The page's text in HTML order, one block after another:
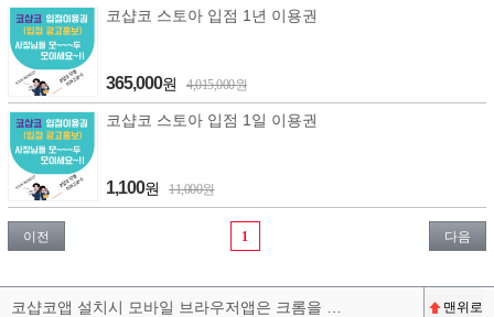
코샵코 스토아 입점 1년 이용권
365,000원 4,015,000원
코샵코 스토아 입점 1일 이용권
1,100원 11,000원
이전 1 다음
코샵코앱 설치시 모바일 브라우저앱은 크롬을 권장합니다^^ 맨위로